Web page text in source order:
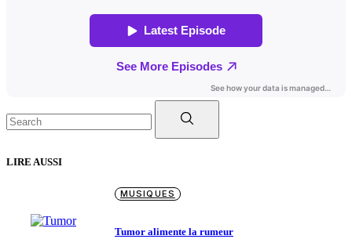
for:
LIRE AUSSI
MUSIQUES
Tumor alimente la rumeur